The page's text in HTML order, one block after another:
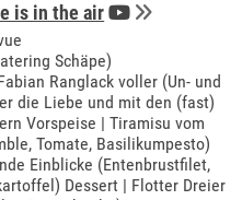
is in the air
Schäpe)
Ranglack voller (Un- und
die Liebe und mit den (fast)
Vorspeise | Tiramisu vom
Tomate, Basilikumpesto)
Einblicke (Entenbrustfilet,
Dessert | Flotter Dreier